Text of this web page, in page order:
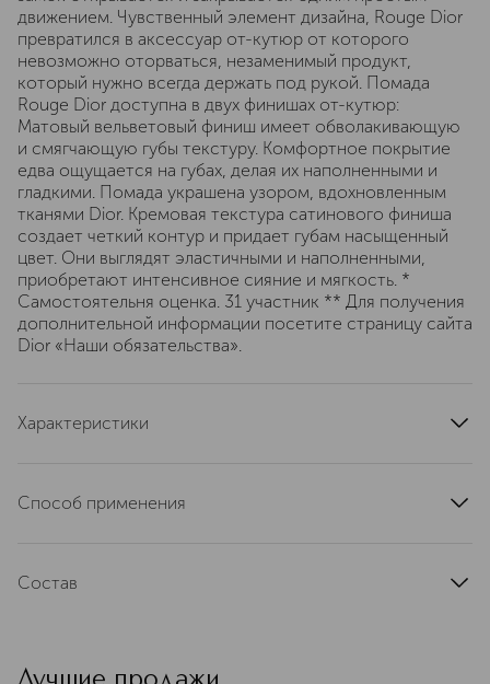
движением. Чувственный элемент дизайна, Rouge Dior
превратился в аксессуар от-кутюр от которого
невозможно оторваться, незаменимый продукт,
который нужно всегда держать под рукой. Помада
Rouge Dior доступна в двух финишах от-кутюр:
Матовый вельветовый финиш имеет обволакивающую
и смягчающую губы текстуру. Комфортное покрытие
едва ощущается на губах, делая их наполненными и
гладкими. Помада украшена узором, вдохновленным
тканями Dior. Кремовая текстура сатинового финиша
создает четкий контур и придает губам насыщенный
цвет. Они выглядят эластичными и наполненными,
приобретают интенсивное сияние и мягкость. *
Самостоятельня оценка. 31 участник ** Для получения
дополнительной информации посетите страницу сайта
Dior «Наши обязательства».
Характеристики
область применения
текстура
кремовая
Способ применения
Состав
DIMETHICONE/VINYL DIMETHICONE CROSSPOLYMER •